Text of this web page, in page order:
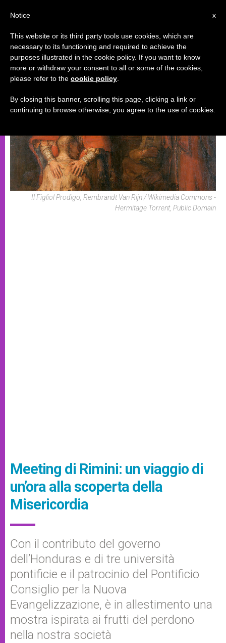
EVENTI SPECIALI
Il Figliol Prodigo, Rembrandt Van Rijn / Wikimedia Commons -
Hermitage Torrent, Public Domain
Meeting di Rimini: un viaggio di
un’ora alla scoperta della
Misericordia
Con il contributo del governo
dell’Honduras e di tre università
pontificie e il patrocinio del Pontificio
Consiglio per la Nuova
Evangelizzazione, è in allestimento una
mostra ispirata ai frutti del perdono
nella nostra società
x
Notice
This website or its third party tools use cookies, which are
necessary to its functioning and required to achieve the
purposes illustrated in the cookie policy. If you want to know
more or withdraw your consent to all or some of the cookies,
please refer to the cookie policy
By closing this banner, scrolling this page, clicking a link or
continuing to browse otherwise, you agree to the use of cookies.